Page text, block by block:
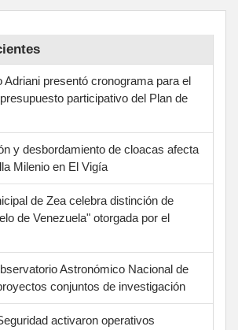
Adriani presentó cronograma para el
participativo del Plan de
y desbordamiento de cloacas afecta
Milenio en El Vigía
de Zea celebra distinción de
de Venezuela" otorgada por el
Astronómico Nacional de
conjuntos de investigación
activaron operativos